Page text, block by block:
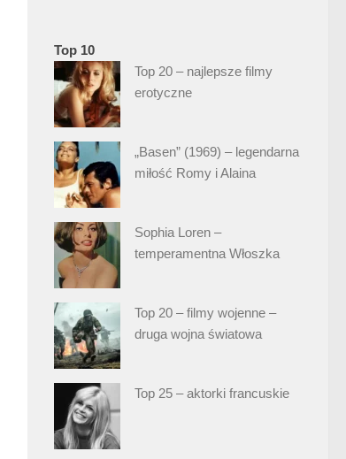
Top 10
Top 20 – najlepsze filmy
erotyczne
„Basen” (1969) – legendarna
miłość Romy i Alaina
Sophia Loren –
temperamentna Włoszka
Top 20 – filmy wojenne –
druga wojna światowa
Top 25 – aktorki francuskie